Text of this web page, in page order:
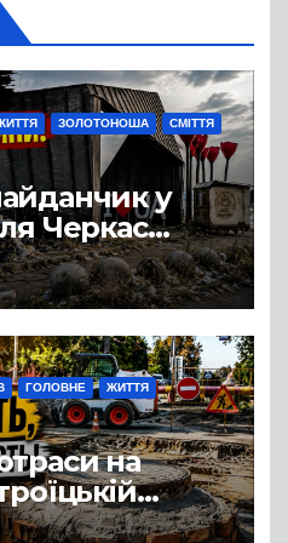
ЗОЛОТОНОША СМІТТЯ
у
Черкас
на занедбане
ГОЛОВНЕ ЖИТТЯ
на
із